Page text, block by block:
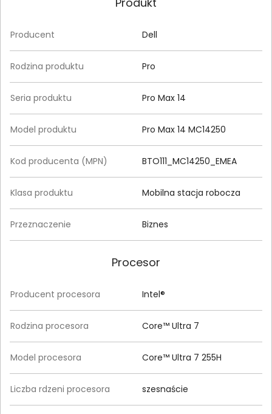
Producent Dell
Rodzina produktu Pro
Seria produktu Pro Max 14
Model produktu Pro Max 14 MC14250
Kod producenta (MPN) BTO111_MC14250_EMEA
Klasa produktu Mobilna stacja robocza
Przeznaczenie Biznes
Procesor
Producent procesora Intel®
Rodzina procesora Core™ Ultra 7
Model procesora Core™ Ultra 7 255H
Liczba rdzeni procesora szesnaście